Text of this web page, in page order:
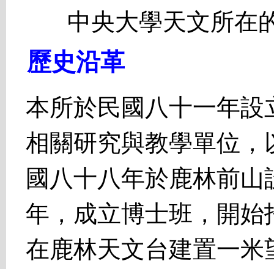
中央大學天文所在
歷史沿革
本所於民國八十一年
相關研究與教學單位
國八十八年於鹿林前
年，成立博士班，開
在鹿林天文台建置一